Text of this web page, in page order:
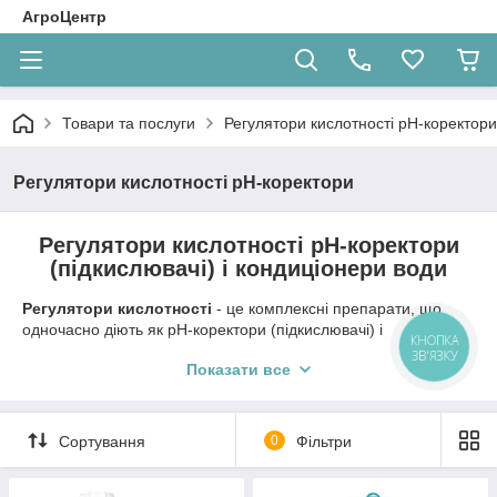
АгроЦентр
Товари та послуги Регулятори кислотності pН-коректори
Регулятори кислотності pН-коректори
Регулятори кислотності pН-коректори
(підкислювачі) і кондиціонери води
Регулятори кислотності - це комплексні препарати, що
одночасно діють як рН-коректори (підкислювачі) і
кондиціонери води, які застосовуються для приготування
робочих розчинів пестицидів та агрохімікатів
знижує, контролює рН робочого розчину;
підвищує розчинність пестицидів та агрохімікатів;
Показати все
Сортування 0 Фільтри
КНОПКА
ЗВ'ЯЗКУ